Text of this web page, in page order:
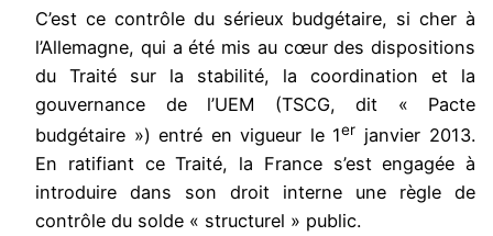
C’est ce contrôle du sérieux budgétaire, si cher à
l’Allemagne, qui a été mis au cœur des dispositions
du Traité sur la stabilité, la coordination et la
gouvernance de l’UEM (TSCG, dit « Pacte
budgétaire ») entré en vigueur le 1er janvier 2013.
En ratifiant ce Traité, la France s’est engagée à
introduire dans son droit interne une règle de
contrôle du solde « structurel » public.